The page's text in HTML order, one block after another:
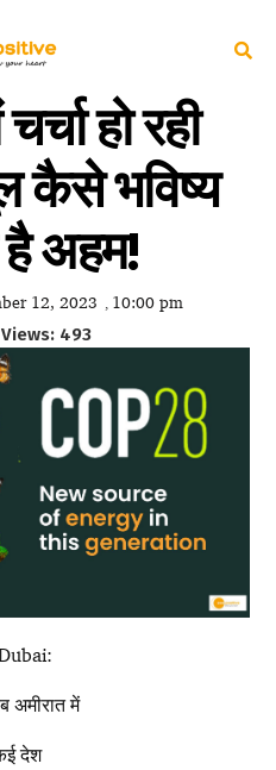
हो रही
कैसे भविष्य
अहम!
12, 2023 , 10:00 pm
493
अमीरात में
देश